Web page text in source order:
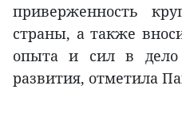
приверженность
страны, а также
опыта и сил в дело
развития, отметила